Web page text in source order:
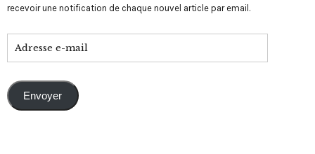
recevoir une notification de chaque nouvel article par email.
Envoyer